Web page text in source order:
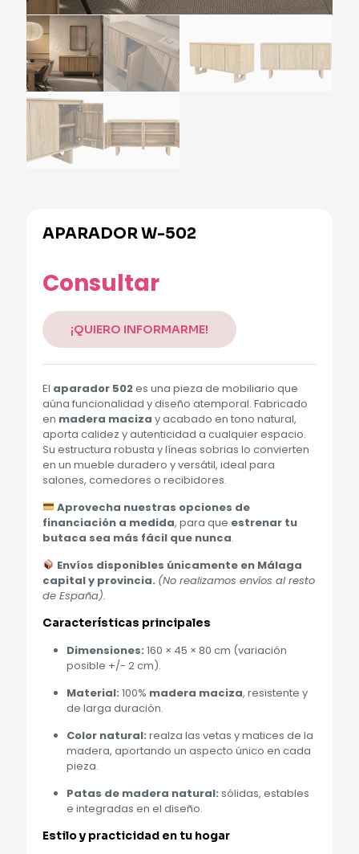
APARADOR W-502
Consultar
¡QUIERO INFORMARME!
El aparador 502es una pieza de mobiliario que
aúna funcionalidad y diseño atemporal. Fabricado
en madera maciza y acabado en tono natural,
aporta calidez y autenticidad a cualquier espacio.
Su estructura robusta y líneas sobrias lo convierten
en un mueble duradero y versátil, ideal para
salones, comedores o recibidores.
Aprovecha nuestras opciones de
financiación a medida, para que estrenar tu
butaca sea más fácil que nunca.
Envíos disponibles únicamente en Málaga
capital y provincia. (No realizamos envíos al resto
de España).
Características principales
Dimensiones: 160 × 45 × 80 cm (variación
posible +/- 2 cm).
Material: 100% madera maciza, resistente y
de larga duración.
Color natural: realza las vetas y matices de la
madera, aportando un aspecto único en cada
pieza.
Patas de madera natural: sólidas, estables
e integradas en el diseño.
Estilo y practicidad en tu hogar